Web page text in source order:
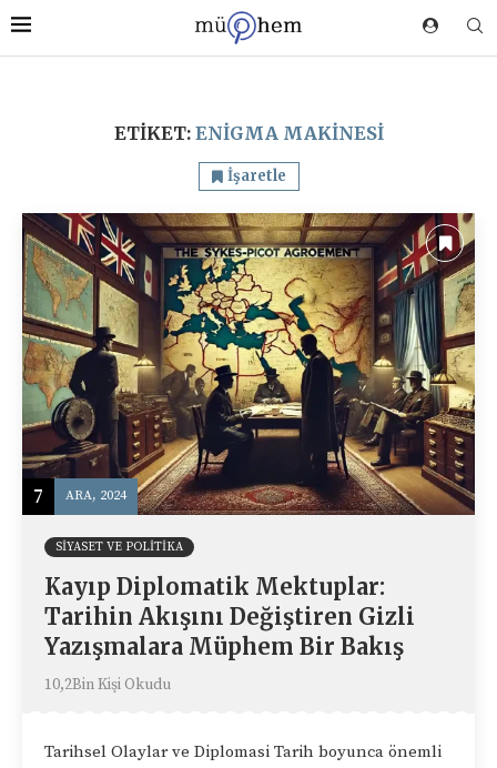
ETIKET: ENIGMA MAKINESI
İşaretle
7 ARA, 2024
SIYASET VE POLITIKA
Kayıp Diplomatik Mektuplar:
Tarihin Akışını Değiştiren Gizli
Yazışmalara Müphem Bir Bakış
10,2Bin Kişi Okudu
Tarihsel Olaylar ve Diplomasi Tarih boyunca önemli